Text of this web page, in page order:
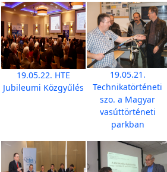
19.05.22. HTE
Jubileumi Közgyűlés
19.05.21.
Technikatörténeti
szo. a Magyar
vasúttörténeti
parkban